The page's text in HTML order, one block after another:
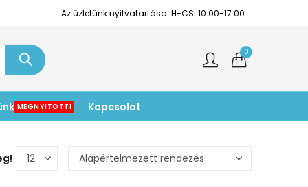
Az üzletünk nyitvatartása: H-CS: 10:00-17:00
0
MEGNYITOTT! Kapcsolat